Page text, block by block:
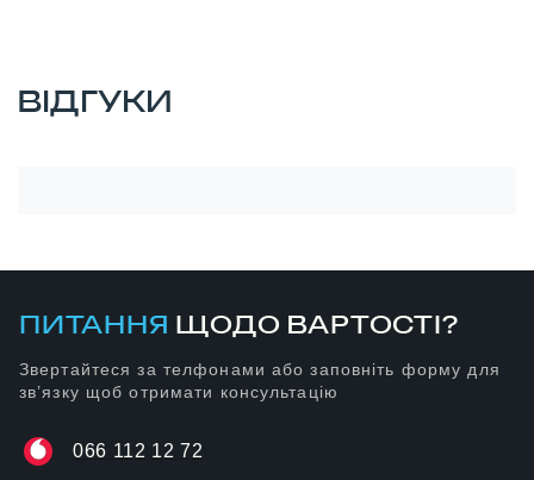
ВІДГУКИ
ПИТАННЯ ЩОДО ВАРТОСТІ?
Звертайтеся за телфонами або заповніть форму для
зв’язку щоб отримати консультацію
066 112 12 72